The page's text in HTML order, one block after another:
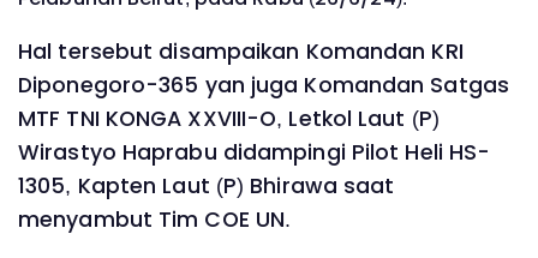
Hal tersebut disampaikan Komandan KRI
Diponegoro-365 yan juga Komandan Satgas
MTF TNI KONGA XXVIII-O, Letkol Laut (P)
Wirastyo Haprabu didampingi Pilot Heli HS-
1305, Kapten Laut (P) Bhirawa saat
menyambut Tim COE UN.